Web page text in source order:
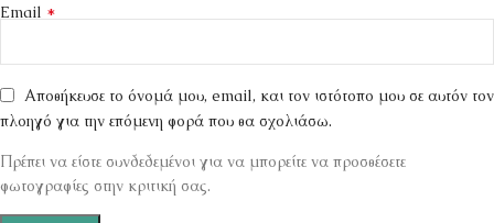
Email *
Αποθήκευσε το όνομά μου, email, και τον ιστότοπο μου σε αυτόν τον
πλοηγό για την επόμενη φορά που θα σχολιάσω.
Πρέπει να είστε συνδεδεμένοι για να μπορείτε να προσθέσετε
φωτογραφίες στην κριτική σας.